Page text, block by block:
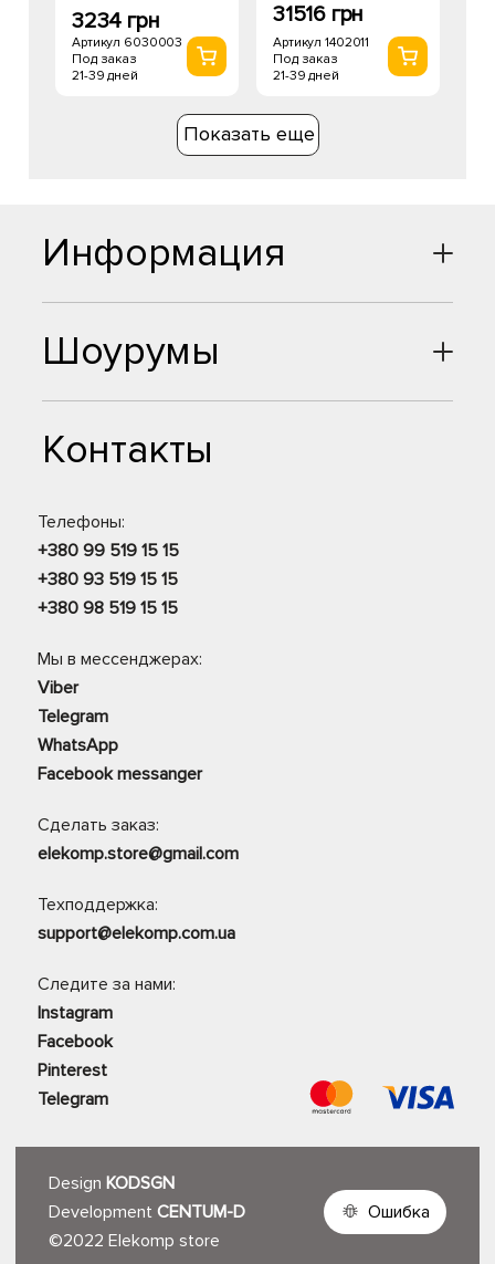
3234 грн
Артикул 6030003
Под заказ
21-39 дней
31516 грн
Артикул 1402011
Под заказ
21-39 дней
Показать еще
Шоурумы
Контакты
Телефоны:
+380 99 519 15 15
+380 93 519 15 15
+380 98 519 15 15
Мы в мессенджерах:
Viber
Telegram
WhatsApp
Facebook messanger
Сделать заказ:
elekomp.store@gmail.com
Техподдержка:
support@elekomp.com.ua
Следите за нами:
Instagram
Facebook
Pinterest
Telegram
Информация
Design KODSGN
Development CENTUM-D
©2022 Elekomp store
Ошибка